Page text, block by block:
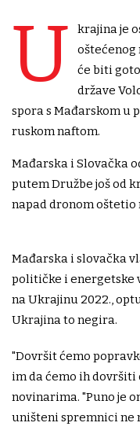
U
krajina je
oštećenog
će biti
države
spora s Mađarskom u
ruskom naftom.
Mađarska i Slovačka
putem Družbe još od
napad dronom oštetio
Mađarska i slovačka
političke i energetske
na Ukrajinu 2022.,
Ukrajina to negira.
"Dovršit ćemo
im da ćemo ih dovršiti
novinarima. "Puno je
uništeni spremnici ne